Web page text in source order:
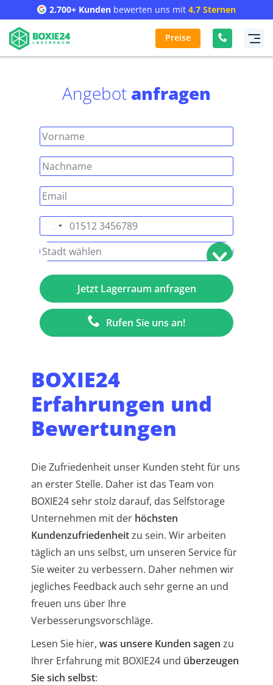
2.700+ Kunden bewerten uns mit 4,7 Sternen
Preise
Angebot anfragen
Deutschland
+49
Rufen Sie uns an!
BOXIE24
Erfahrungen und
Bewertungen
Die Zufriedenheit unser Kunden steht für uns
an erster Stelle. Daher ist das Team von
BOXIE24 sehr stolz darauf, das Selfstorage
Unternehmen mit der höchsten
Kundenzufriedenheitzu sein. Wir arbeiten
täglich an uns selbst, um unseren Service für
Sie weiter zu verbessern. Daher nehmen wir
jegliches Feedback auch sehr gerne an und
freuen uns über Ihre
Verbesserungsvorschläge.
Lesen Sie hier,was unsere Kunden sagen zu
Ihrer Erfahrung mit BOXIE24 und überzeugen
Sie sich selbst: